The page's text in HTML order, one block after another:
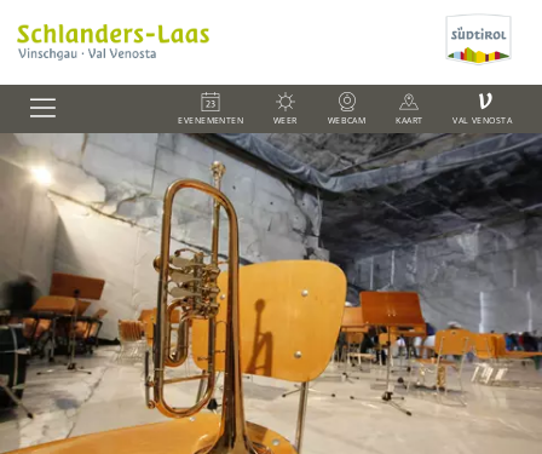
EVENEMENTEN WEER WEBCAM KAART
V
VAL VENOSTA